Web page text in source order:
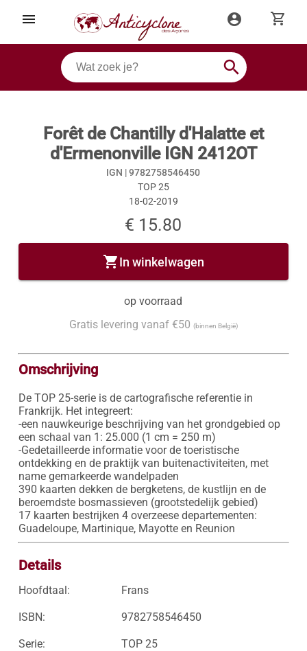
menu account_circle shopping_cart
search
Forêt de Chantilly d'Halatte et
d'Ermenonville IGN 2412OT
IGN |9782758546450
TOP 25
18-02-2019
€ 15.80
shopping_cartIn winkelwagen
op voorraad
Gratis levering vanaf €50 (binnen België)
Omschrijving
De TOP 25-serie is de cartografische referentie in
Frankrijk. Het integreert:
-een nauwkeurige beschrijving van het grondgebied op
een schaal van 1: 25.000 (1 cm = 250 m)
-Gedetailleerde informatie voor de toeristische
ontdekking en de praktijk van buitenactiviteiten, met
name gemarkeerde wandelpaden
390 kaarten dekken de bergketens, de kustlijn en de
beroemdste bosmassieven (grootstedelijk gebied)
17 kaarten bestrijken 4 overzeese departementen:
Guadeloupe, Martinique, Mayotte en Reunion
Details
Hoofdtaal: Frans
ISBN: 9782758546450
Serie: TOP 25